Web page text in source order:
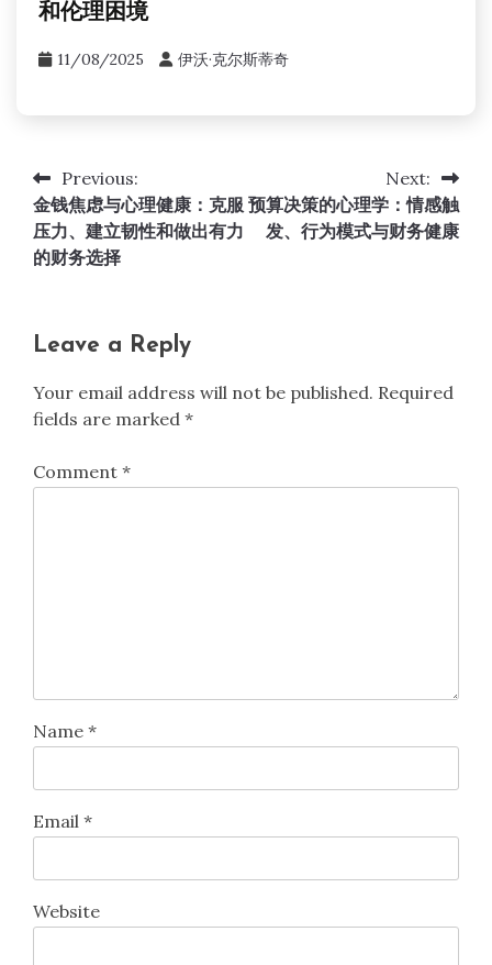
和伦理困境
11/08/2025 伊沃·克尔斯蒂奇
Post
navigation
Previous:
金钱焦虑与心理健康：克服
压力、建立韧性和做出有力
的财务选择
Next:
预算决策的心理学：情感触
发、行为模式与财务健康
Leave a Reply
Your email address will not be published. Required
fields are marked *
Comment *
Name *
Email *
Website